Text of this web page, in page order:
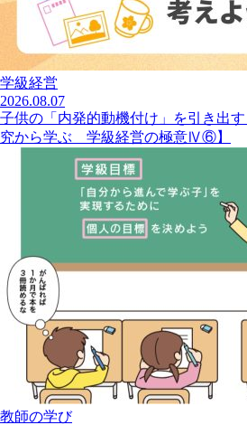
学級経営
2026.08.07
子供の「内発的動機付け」を引き出
究から学ぶ 学級経営の極意Ⅳ⑥】
教師の学び